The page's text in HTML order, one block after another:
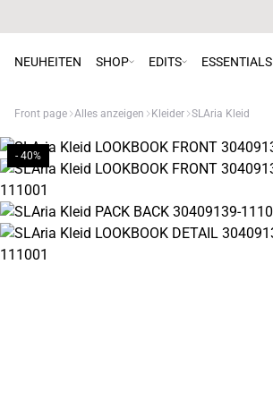
NEUHEITEN SHOP EDITS ESSENTIALS
Front page Alles anzeigen Kleider SLAria Kleid
- 40%